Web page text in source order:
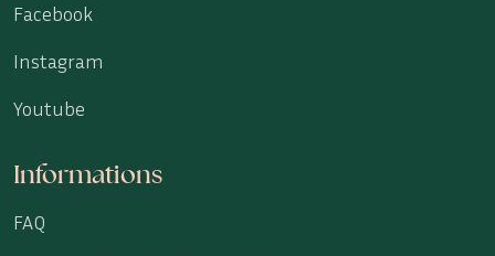
Facebook
Instagram
Youtube
Informations
FAQ